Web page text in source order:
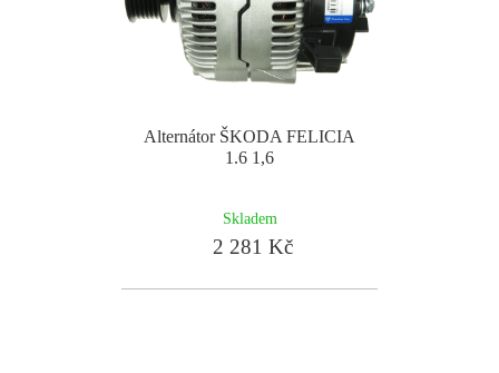
Alternátor ŠKODA FELICIA
1.6 1,6
Skladem
2 281 Kč